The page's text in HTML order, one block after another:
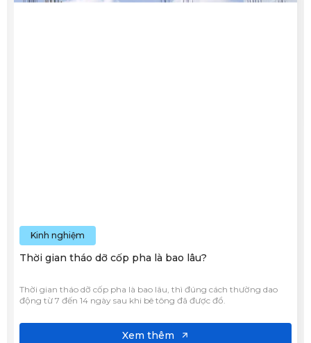
Kinh nghiệm
Thời gian tháo dỡ cốp pha là bao lâu?
Thời gian tháo dỡ cốp pha là bao lâu, thì​ đúng cách thường dao
động từ 7 đến 14 ngày sau khi bê tông đã được đổ.
Xem thêm